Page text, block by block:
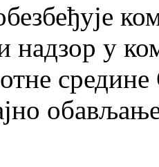
надзор у